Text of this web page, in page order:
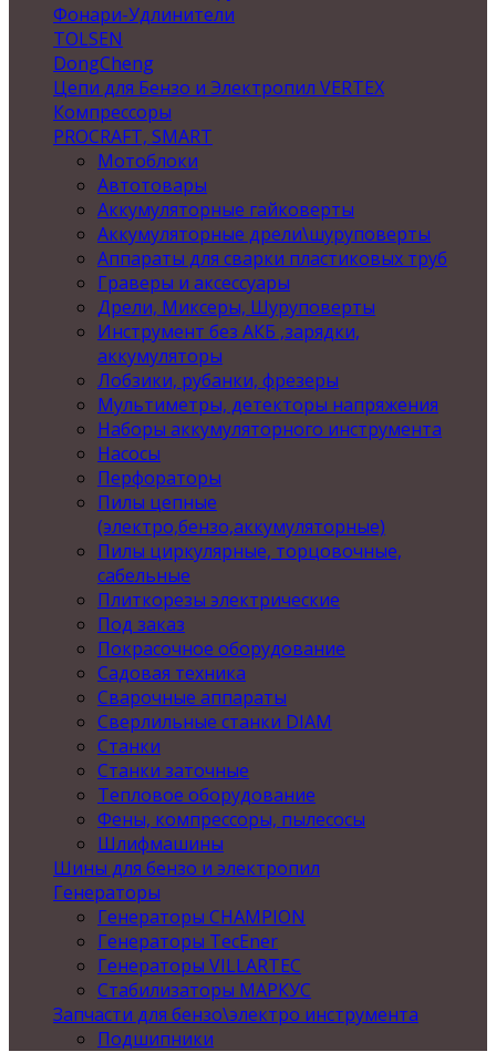
Фонари-Удлинители
TOLSEN
DongCheng
Цепи для Бензо и Электропил VERTEX
Компрессоры
PROCRAFT, SMART
Мотоблоки
Автотовары
Аккумуляторные гайковерты
Аккумуляторные дрели\шуруповерты
Аппараты для сварки пластиковых труб
Граверы и аксессуары
Дрели, Миксеры, Шуруповерты
Инструмент без АКБ ,зарядки,
аккумуляторы
Лобзики, рубанки, фрезеры
Мультиметры, детекторы напряжения
Наборы аккумуляторного инструмента
Насосы
Перфораторы
Пилы цепные
(электро,бензо,аккумуляторные)
Пилы циркулярные, торцовочные,
сабельные
Плиткорезы электрические
Под заказ
Покрасочное оборудование
Садовая техника
Сварочные аппараты
Сверлильные станки DIAM
Станки
Станки заточные
Тепловое оборудование
Фены, компрессоры, пылесосы
Шлифмашины
Шины для бензо и электропил
Генераторы
Генераторы CHAMPION
Генераторы TecEner
Генераторы VILLARTEC
Стабилизаторы МАРКУС
Запчасти для бензо\электро инструмента
Подшипники